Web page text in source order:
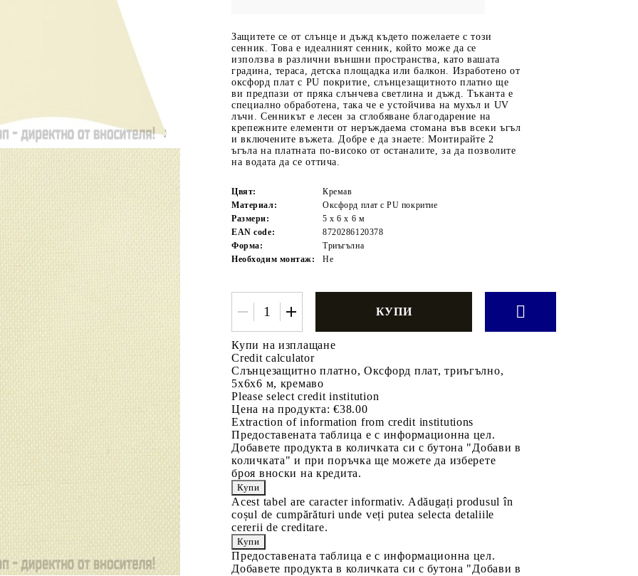
Защитете се от слънце и дъжд където пожелаете с този
сенник. Това е идеалният сенник, който може да се
използва в различни външни пространства, като вашата
градина, тераса, детска площадка или балкон. Изработено от
оксфорд плат с PU покритие, слънцезащитното платно ще
ви предпази от пряка слънчева светлина и дъжд. Тъканта е
специално обработена, така че е устойчива на мухъл и UV
лъчи. Сенникът е лесен за сглобяване благодарение на
крепежните елементи от неръждаема стомана във всеки ъгъл
и включените въжета. Добре е да знаете: Монтирайте 2
ъгъла на платната по-високо от останалите, за да позволите
на водата да се оттича.
Цвят:
Кремав
Материал:
Оксфорд плат с PU покритие
Размери:
5 x 6 x 6 м
EAN code:
8720286120378
Форма:
Триъгълна
Необходим монтаж:
Не
Купи на изплащане
Credit calculator
Слънцезащитно платно, Оксфорд плат, триъгълно,
5x6x6 м, кремаво
Please select credit institution
Цена на продукта: €38.00
Extraction of information from credit institutions
Предоставената таблица е с информационна цел.
Добавете продукта в количката си с бутона "Добави в
количката" и при поръчка ще можете да изберете
броя вноски на кредита.
Acest tabel are caracter informativ. Adăugați produsul în
coșul de cumpărături unde veți putea selecta detaliile
cererii de creditare.
Предоставената таблица е с информационна цел.
Добавете продукта в количката си с бутона "Добави в